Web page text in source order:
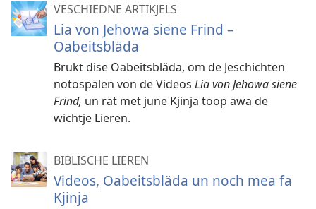
VESCHIEDNE ARTIKJELS
Lia von Jehowa siene Frind –
Oabeitsbläda
Brukt dise Oabeitsbläda, om de Jeschichten
notospälen von de Videos Lia von Jehowa siene
Frind, un rät met june Kjinja toop äwa de
wichtje Lieren.
BIBLISCHE LIEREN
Videos, Oabeitsbläda un noch mea fa
Kjinja